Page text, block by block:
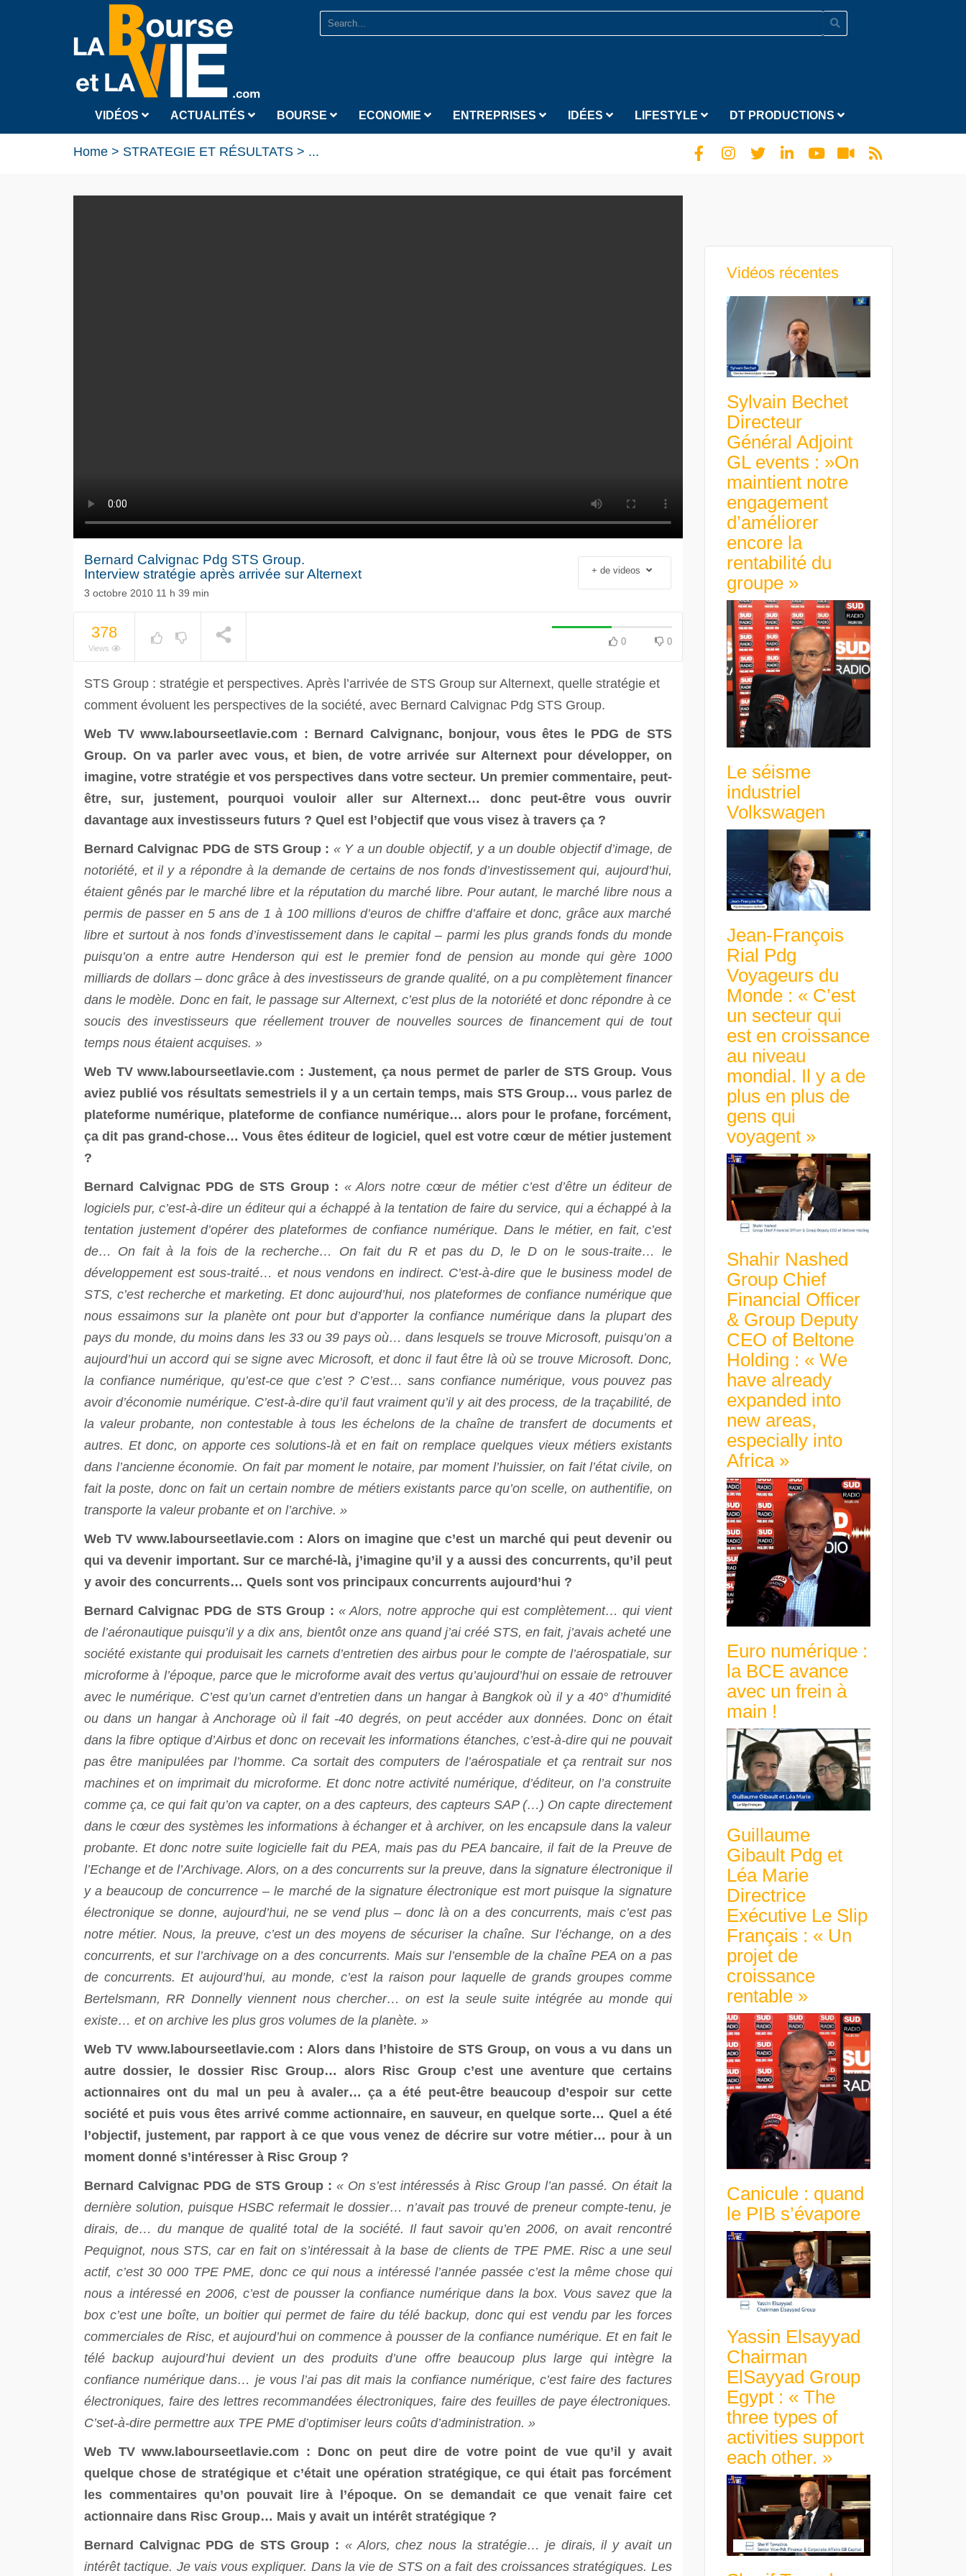
VIDÉOS ACTUALITÉS BOURSE ECONOMIE ENTREPRISES IDÉES LIFESTYLE DT PRODUCTIONS
Home > STRATEGIE ET RÉSULTATS > ...
NOW PLAYING
croissance au niveau mondial.
Holding : « We have already
Euro numérique : la BCE
avance avec un frein à main !
Bernard Calvignac Pdg STS Group.
Interview stratégie après arrivée sur Alternext
3 octobre 2010 11 h 39 min
+ de videos
378
Views
0 0
STS Group : stratégie et perspectives. Après l’arrivée de STS Group sur Alternext, quelle stratégie et
comment évoluent les perspectives de la société, avec Bernard Calvignac Pdg STS Group.
Web TVwww.labourseetlavie.com : Bernard Calvignanc, bonjour, vous êtes le PDG de STS
Group. On va parler avec vous, et bien, de votre arrivée sur Alternext pour développer, on
imagine, votre stratégie et vos perspectives dans votre secteur. Un premier commentaire, peut-
être, sur, justement, pourquoi vouloir aller sur Alternext… donc peut-être vous ouvrir
davantage aux investisseurs futurs ? Quel est l’objectif que vous visez à travers ça ?
Bernard Calvignac PDG de STS Group: « Y a un double objectif, y a un double objectif d’image, de
notoriété, et il y a répondre à la demande de certains de nos fonds d’investissement qui, aujourd’hui,
étaient gênés par le marché libre et la réputation du marché libre. Pour autant, le marché libre nous a
permis de passer en 5 ans de 1 à 100 millions d’euros de chiffre d’affaire et donc, grâce aux marché
libre et surtout à nos fonds d’investissement dans le capital – parmi les plus grands fonds du monde
puisqu’on a entre autre Henderson qui est le premier fond de pension au monde qui gère 1000
milliards de dollars – donc grâce à des investisseurs de grande qualité, on a pu complètement financer
dans le modèle. Donc en fait, le passage sur Alternext, c’est plus de la notoriété et donc répondre à ce
soucis des investisseurs que réellement trouver de nouvelles sources de financement qui de tout
temps nous étaient acquises. »
Web TV www.labourseetlavie.com : Justement, ça nous permet de parler de STS Group. Vous
aviez publié vos résultats semestriels il y a un certain temps, mais STS Group… vous parlez de
plateforme numérique, plateforme de confiance numérique… alors pour le profane, forcément,
ça dit pas grand-chose… Vous êtes éditeur de logiciel, quel est votre cœur de métier justement
?
Bernard Calvignac PDG de STS Group: « Alors notre cœur de métier c’est d’être un éditeur de
logiciels pur, c’est-à-dire un éditeur qui a échappé à la tentation de faire du service, qui a échappé à la
tentation justement d’opérer des plateformes de confiance numérique. Dans le métier, en fait, c’est
de… On fait à la fois de la recherche… On fait du R et pas du D, le D on le sous-traite… le
développement est sous-traité… et nous vendons en indirect. C’est-à-dire que le business model de
STS, c’est recherche et marketing. Et donc aujourd’hui, nos plateformes de confiance numérique que
nous essaimons sur la planète ont pour but d’apporter la confiance numérique dans la plupart des
pays du monde, du moins dans les 33 ou 39 pays où… dans lesquels se trouve Microsoft, puisqu’on a
aujourd’hui un accord qui se signe avec Microsoft, et donc il faut être là où se trouve Microsoft. Donc,
la confiance numérique, qu’est-ce que c’est ? C’est… sans confiance numérique, vous pouvez pas
avoir d’économie numérique. C’est-à-dire qu’il faut vraiment qu’il y ait des process, de la traçabilité, de
la valeur probante, non contestable à tous les échelons de la chaîne de transfert de documents et
autres. Et donc, on apporte ces solutions-là et en fait on remplace quelques vieux métiers existants
dans l’ancienne économie. On fait par moment le notaire, par moment l’huissier, on fait l’état civile, on
fait la poste, donc on fait un certain nombre de métiers existants parce qu’on scelle, on authentifie, on
transporte la valeur probante et on l’archive. »
Web TVwww.labourseetlavie.com : Alors on imagine que c’est un marché qui peut devenir ou
qui va devenir important. Sur ce marché-là, j’imagine qu’il y a aussi des concurrents, qu’il peut
y avoir des concurrents… Quels sont vos principaux concurrents aujourd’hui ?
Bernard Calvignac PDG de STS Group :« Alors, notre approche qui est complètement… qui vient
de l’aéronautique puisqu’il y a dix ans, bientôt onze ans quand j’ai créé STS, en fait, j’avais acheté une
société existante qui produisait les carnets d’entretien des airbus pour le compte de l’aérospatiale, sur
microforme à l’époque, parce que le microforme avait des vertus qu’aujourd’hui on essaie de retrouver
avec le numérique. C’est qu’un carnet d’entretien dans un hangar à Bangkok où il y a 40° d’humidité
ou dans un hangar à Anchorage où il fait -40 degrés, on peut accéder aux données. Donc on était
dans la fibre optique d’Airbus et donc on recevait les informations étanches, c’est-à-dire qui ne pouvait
pas être manipulées par l’homme. Ca sortait des computers de l’aérospatiale et ça rentrait sur nos
machines et on imprimait du microforme. Et donc notre activité numérique, d’éditeur, on l’a construite
comme ça, ce qui fait qu’on va capter, on a des capteurs, des capteurs SAP (…) On capte directement
dans le cœur des systèmes les informations à échanger et à archiver, on les encapsule dans la valeur
probante. Et donc notre suite logicielle fait du PEA, mais pas du PEA bancaire, il fait de la Preuve de
l’Echange et de l’Archivage. Alors, on a des concurrents sur la preuve, dans la signature électronique il
y a beaucoup de concurrence – le marché de la signature électronique est mort puisque la signature
électronique se donne, aujourd’hui, ne se vend plus – donc là on a des concurrents, mais c’est pas
notre métier. Nous, la preuve, c’est un des moyens de sécuriser la chaîne. Sur l’échange, on a des
concurrents, et sur l’archivage on a des concurrents. Mais sur l’ensemble de la chaîne PEA on a pas
de concurrents. Et aujourd’hui, au monde, c’est la raison pour laquelle de grands groupes comme
Bertelsmann, RR Donnelly viennent nous chercher… on est la seule suite intégrée au monde qui
existe… et on archive les plus gros volumes de la planète. »
Web TV www.labourseetlavie.com : Alors dans l’histoire de STS Group, on vous a vu dans un
autre dossier, le dossier Risc Group… alors Risc Group c’est une aventure que certains
actionnaires ont du mal un peu à avaler… ça a été peut-être beaucoup d’espoir sur cette
société et puis vous êtes arrivé comme actionnaire, en sauveur, en quelque sorte… Quel a été
l’objectif, justement, par rapport à ce que vous venez de décrire sur votre métier… pour à un
moment donné s’intéresser à Risc Group ?
Bernard Calvignac PDG de STS Group: « On s’est intéressés à Risc Group l’an passé. On était la
dernière solution, puisque HSBC refermait le dossier… n’avait pas trouvé de preneur compte-tenu, je
dirais, de… du manque de qualité total de la société. Il faut savoir qu’en 2006, on avait rencontré
Pequignot, nous STS, car en fait on s’intéressait à la base de clients de TPE PME. Risc a une seul
actif, c’est 30 000 TPE PME, donc ce qui nous a intéressé l’année passée c’est la même chose qui
nous a intéressé en 2006, c’est de pousser la confiance numérique dans la box. Vous savez que la
box c’est une boîte, un boitier qui permet de faire du télé backup, donc qui est vendu par les forces
commerciales de Risc, et aujourd’hui on commence à pousser de la confiance numérique. Et en fait le
télé backup aujourd’hui devient un des produits d’une offre beaucoup plus large qui intègre la
confiance numérique dans… je vous l’ai pas dit mais la confiance numérique, c’est faire des factures
électroniques, faire des lettres recommandées électroniques, faire des feuilles de paye électroniques.
C’set-à-dire permettre aux TPE PME d’optimiser leurs coûts d’administration. »
Web TVwww.labourseetlavie.com : Donc on peut dire de votre point de vue qu’il y avait
quelque chose de stratégique et c’était une opération stratégique, ce qui était pas forcément
les commentaires qu’on pouvait lire à l’époque. On se demandait ce que venait faire cet
actionnaire dans Risc Group… Mais y avait un intérêt stratégique ?
Bernard Calvignac PDG de STS Group : « Alors, chez nous la stratégie… je dirais, il y avait un
intérêt tactique. Je vais vous expliquer. Dans la vie de STS on a fait des croissances stratégiques. Les
Vidéos récentes
Sylvain Bechet
Directeur
Général Adjoint
GL events : »On
maintient notre
engagement
d’améliorer
encore la
rentabilité du
groupe »
Le séisme
industriel
Volkswagen
Jean-François
Rial Pdg
Voyageurs du
Monde : « C’est
un secteur qui
est en croissance
au niveau
mondial. Il y a de
plus en plus de
gens qui
voyagent »
Shahir Nashed
Group Chief
Financial Officer
& Group Deputy
CEO of Beltone
Holding : « We
have already
expanded into
new areas,
especially into
Africa »
Euro numérique :
la BCE avance
avec un frein à
main !
Guillaume
Gibault Pdg et
Léa Marie
Directrice
Exécutive Le Slip
Français : « Un
projet de
croissance
rentable »
Canicule : quand
le PIB s’évapore
Yassin Elsayyad
Chairman
ElSayyad Group
Egypt : « The
three types of
activities support
each other. »